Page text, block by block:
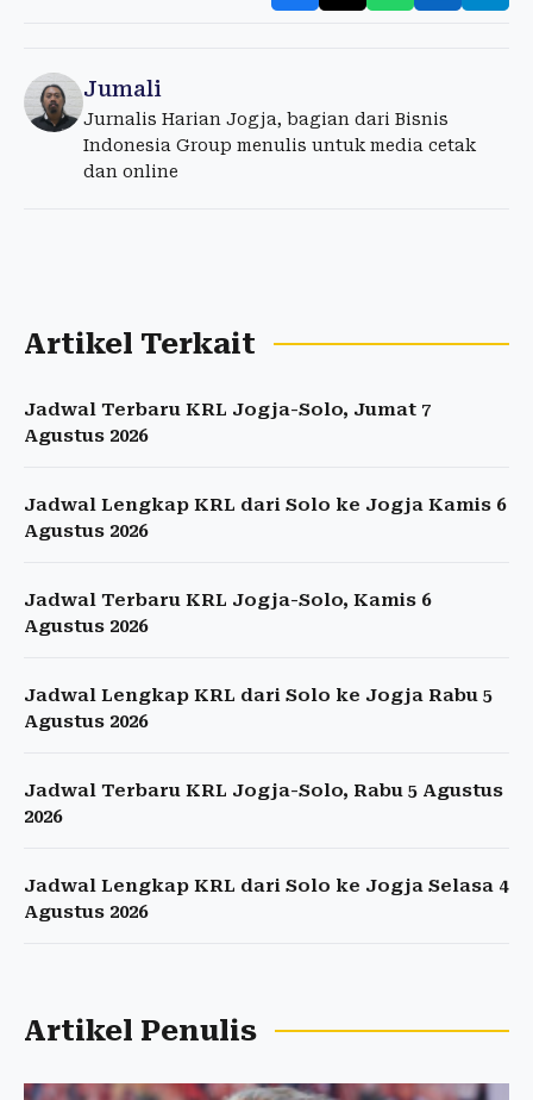
Jumali
Jurnalis Harian Jogja, bagian dari Bisnis
Indonesia Group menulis untuk media cetak
dan online
Artikel Terkait
Jadwal Terbaru KRL Jogja-Solo, Jumat 7
Agustus 2026
Jadwal Lengkap KRL dari Solo ke Jogja Kamis 6
Agustus 2026
Jadwal Terbaru KRL Jogja-Solo, Kamis 6
Agustus 2026
Jadwal Lengkap KRL dari Solo ke Jogja Rabu 5
Agustus 2026
Jadwal Terbaru KRL Jogja-Solo, Rabu 5 Agustus
2026
Jadwal Lengkap KRL dari Solo ke Jogja Selasa 4
Agustus 2026
Artikel Penulis